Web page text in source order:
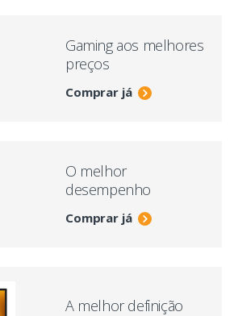
Gaming aos melhores
preços
Comprar já
O melhor
desempenho
Comprar já
A melhor definição